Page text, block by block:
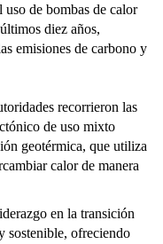
de bombas de calor
diez años,
emisiones de carbono y
recorrieron las
de uso mixto
geotérmica, que utiliza
calor de manera
en la transición
sostenible, ofreciendo